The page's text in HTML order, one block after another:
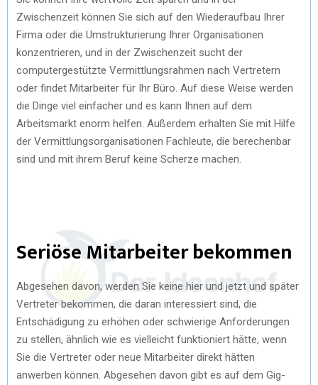
Zwischenzeit können Sie sich auf den Wiederaufbau Ihrer
Firma oder die Umstrukturierung Ihrer Organisationen
konzentrieren, und in der Zwischenzeit sucht der
computergestützte Vermittlungsrahmen nach Vertretern
oder findet Mitarbeiter für Ihr Büro. Auf diese Weise werden
die Dinge viel einfacher und es kann Ihnen auf dem
Arbeitsmarkt enorm helfen. Außerdem erhalten Sie mit Hilfe
der Vermittlungsorganisationen Fachleute, die berechenbar
sind und mit ihrem Beruf keine Scherze machen.
Seriöse Mitarbeiter bekommen
Abgesehen davon, werden Sie keine hier und jetzt und später
Vertreter bekommen, die daran interessiert sind, die
Entschädigung zu erhöhen oder schwierige Anforderungen
zu stellen, ähnlich wie es vielleicht funktioniert hätte, wenn
Sie die Vertreter oder neue Mitarbeiter direkt hätten
anwerben können. Abgesehen davon gibt es auf dem Gig-